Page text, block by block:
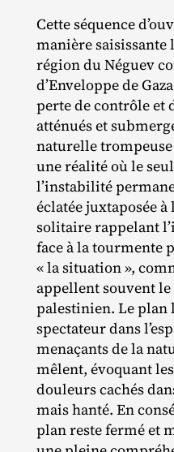
Cette séquence
manière saisissante
région du Néguev
d’Enveloppe de
perte de contrôle et
atténués et
naturelle
une réalité où le
l’instabilité
éclatée juxtaposée
solitaire rappelant
face à la tourmente
« la situation »,
appellent souvent
palestinien. Le plan
spectateur dans
menaçants de la
mêlent, évoquant
douleurs cachés
mais hanté. En
plan reste fermé et